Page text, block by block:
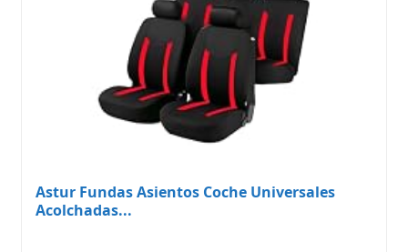
Astur Fundas Asientos Coche Universales
Acolchadas...